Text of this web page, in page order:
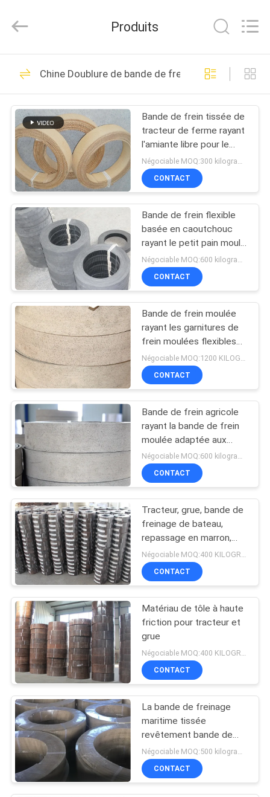
MAISON
PRODUITS
AU
SUJET
DE
NOUS
VISITE
D'USINE
CONTRÔLE
DE
QUALITÉ
CONTACTEZ-
NOUS
DEMANDEZ
UNE
CITATION
PLAN
DU
SITE
PRIVACY
POLICY
Kebona
Industry
All
Reserved.
Petit pain de
doublure de frein
42
Doublure de petit
pain de frein
23
Petit pain tissé de
doublure de frein
25
Matériel de bloc de
frein
34
Matériel tissé de
doublure de frein
32
Doublure de frein
industrielle
Produits
Chine Doublure de bande de frein
Bande de frein tissée de
tracteur de ferme rayant
l'amiante libre pour le
tracteur FIAT 480
Négociable MOQ:300 kilogrammes
CONTACT
Bande de frein flexible
basée en caoutchouc
rayant le petit pain moulé
de doublure de frein pour
la bande de frein
CONTACT
Bande de frein moulée
rayant les garnitures de
frein moulées flexibles
pour la bande de frein
CONTACT
Bande de frein agricole
rayant la bande de frein
moulée adaptée aux
besoins du client de
résistance aux chocs de
longueur
Négociable MOQ:600 kilogrammes
CONTACT
Tracteur, grue, bande de
freinage de bateau,
repassage en marron,
gris, freinage tissé pour
utilisation navale
Négociable MOQ:400 KILOGRAMMES
CONTACT
Matériau de tôle à haute
friction pour tracteur et
grue
CONTACT
La bande de freinage
maritime tissée
revêtement bande de
freinage agricole bande
de freinage marin
CONTACT